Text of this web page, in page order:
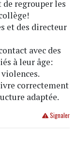
regrouper les
et des directeur
avec des
à leur âge:
correctement
adaptée.
Signaler